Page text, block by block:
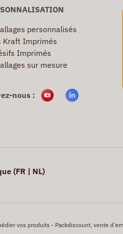
personnalisés
Kraft Imprimés
Imprimés
sur mesure
nous :
(FR | NL)
vos produits - Packdiscount, vente